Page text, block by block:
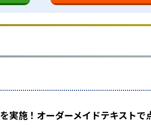
実施！オーダーメイドテキスト